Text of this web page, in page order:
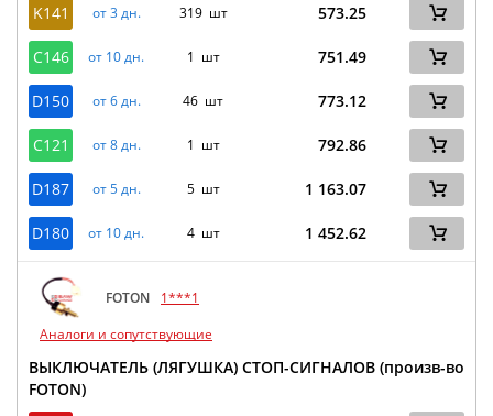
K141 от 3 дн. 319 шт 573.25
C146 от 10 дн. 1 шт 751.49
D150 от 6 дн. 46 шт 773.12
C121 от 8 дн. 1 шт 792.86
D187 от 5 дн. 5 шт 1 163.07
D180 от 10 дн. 4 шт 1 452.62
FOTON
1***1
Аналоги и сопутствующие
ВЫКЛЮЧАТЕЛЬ (ЛЯГУШКА) СТОП-СИГНАЛОВ (произв-во
FOTON)